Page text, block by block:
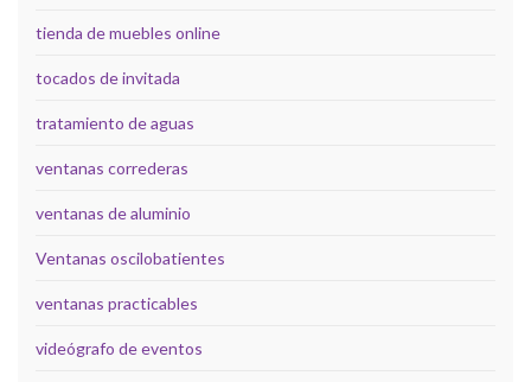
tienda de muebles online
tocados de invitada
tratamiento de aguas
ventanas correderas
ventanas de aluminio
Ventanas oscilobatientes
ventanas practicables
videógrafo de eventos